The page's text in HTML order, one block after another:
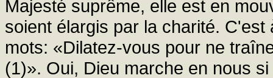
Majesté suprême, elle est en
soient élargis par la charité.
mots: «Dilatez-vous pour ne
(1)». Oui, Dieu marche en nous